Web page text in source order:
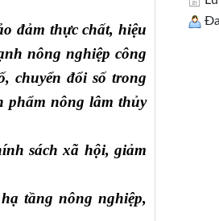
đảm thực chất, hiệu
nông nghiệp công
chuyển đổi số trong
phẩm nông lâm thủy
sách xã hội, giảm
tầng nông nghiệp,